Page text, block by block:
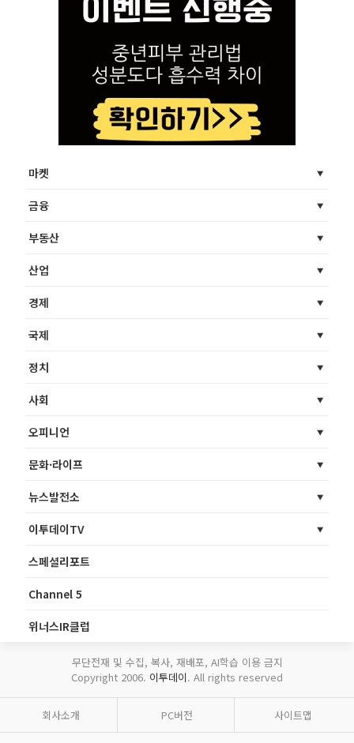
마켓
금융
부동산
산업
경제
국제
정치
사회
오피니언
문화·라이프
뉴스발전소
이투데이TV
스페셜리포트
Channel 5
위너스IR클럽
무단전재 및 수집, 복사, 재배포, AI학습 이용 금지
Copyright 2006. 이투데이. All rights reserved
회사소개 PC버전 사이트맵